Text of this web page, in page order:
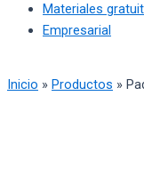
Materiales
Empresarial
Inicio » Productos »